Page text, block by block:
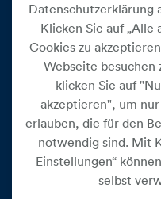
Cookie Einstellungen
Datenschutz
Impressum
Widerrufsbelehrung
Medienfreiheitsgesetz
Datenschutzerklärung
Klicken Sie auf „Alle
Cookies zu
Webseite besuchen
klicken Sie auf
akzeptieren", um
erlauben, die für den
notwendig sind. Mit
Einstellungen“
selbst